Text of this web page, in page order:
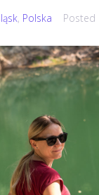
, Polska Posted